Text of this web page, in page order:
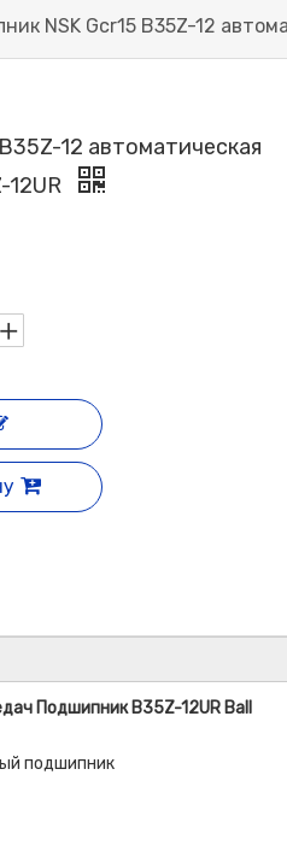
NSK Gcr15 B35Z-12
12 автоматическая
12UR
Подшипник B35Z-12UR Ball
подшипник